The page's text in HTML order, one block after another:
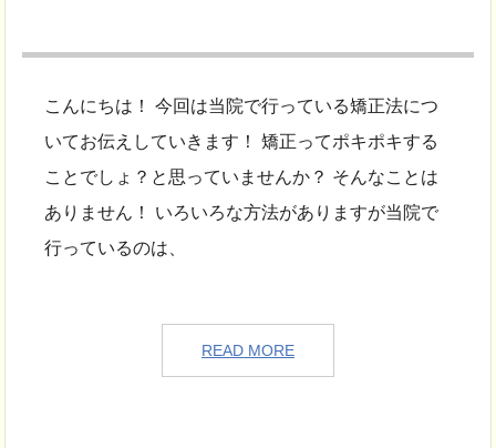
こんにちは！ 今回は当院で行っている矯正法につ
いてお伝えしていきます！ 矯正ってポキポキする
ことでしょ？と思っていませんか？ そんなことは
ありません！ いろいろな方法がありますが当院で
行っているのは、
READ MORE